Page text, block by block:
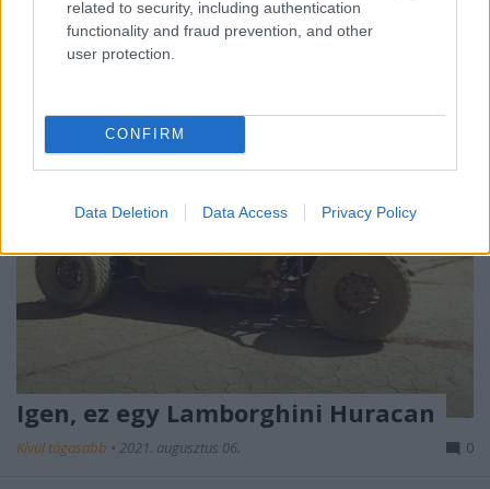
related to security, including authentication
functionality and fraud prevention, and other
user protection.
CONFIRM
Data Deletion Data Access Privacy Policy
6000 dollárba kerül. Csak az összehasonlítás ...
Igen, ez egy Lamborghini Huracan
Kívül tágasabb • 2021. augusztus 06. 0